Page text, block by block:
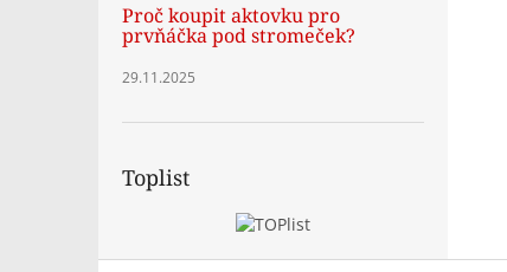
Proč koupit aktovku pro
prvňáčka pod stromeček?
29.11.2025
Toplist